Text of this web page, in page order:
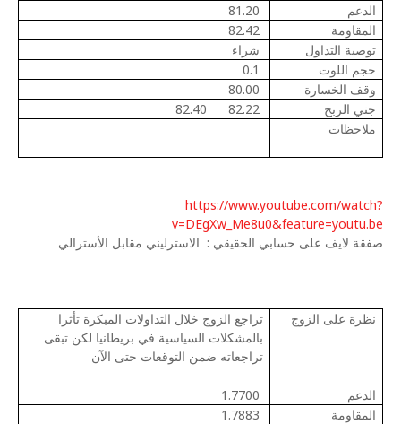
الدعم
81.20
المقاومة
82.42
توصية التداول
شراء
حجم اللوت
0.1
وقف الخسارة
80.00
جني الربح
82.22
82.40
ملاحظات
https://www.youtube.com/watch?
v=DEgXw_Me8u0&feature=youtu.be
صفقة لايف على حسابي الحقيقي : الاسترليني مقابل الأسترالي
نظرة على الزوج
تراجع الزوج خلال التداولات المبكرة تأثرا
بالمشكلات السياسية في بريطانيا لكن تبقى
تراجعاته ضمن التوقعات حتى الآن
الدعم
1.7700
المقاومة
1.7883